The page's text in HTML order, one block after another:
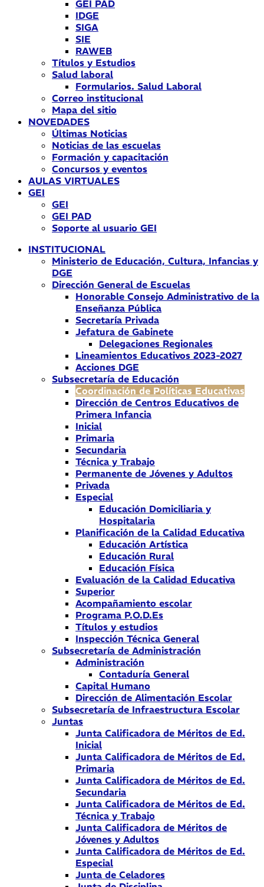
GEI PAD
IDGE
SIGA
SIE
RAWEB
Títulos y Estudios
Salud laboral
Formularios. Salud Laboral
Correo institucional
Mapa del sitio
NOVEDADES
Últimas Noticias
Noticias de las escuelas
Formación y capacitación
Concursos y eventos
AULAS VIRTUALES
GEI
GEI
GEI PAD
Soporte al usuario GEI
INSTITUCIONAL
Ministerio de Educación, Cultura, Infancias y
DGE
Dirección General de Escuelas
Honorable Consejo Administrativo de la
Enseñanza Pública
Secretaría Privada
Jefatura de Gabinete
Delegaciones Regionales
Lineamientos Educativos 2023-2027
Acciones DGE
Subsecretaría de Educación
Coordinación de Políticas Educativas
Dirección de Centros Educativos de
Primera Infancia
Inicial
Primaria
Secundaria
Técnica y Trabajo
Permanente de Jóvenes y Adultos
Privada
Especial
Educación Domiciliaria y
Hospitalaria
Planificación de la Calidad Educativa
Educación Artística
Educación Rural
Educación Física
Evaluación de la Calidad Educativa
Superior
Acompañamiento escolar
Programa P.O.D.Es
Títulos y estudios
Inspección Técnica General
Subsecretaría de Administración
Administración
Contaduría General
Capital Humano
Dirección de Alimentación Escolar
Subsecretaría de Infraestructura Escolar
Juntas
Junta Calificadora de Méritos de Ed.
Inicial
Junta Calificadora de Méritos de Ed.
Primaria
Junta Calificadora de Méritos de Ed.
Secundaria
Junta Calificadora de Méritos de Ed.
Técnica y Trabajo
Junta Calificadora de Méritos de
Jóvenes y Adultos
Junta Calificadora de Méritos de Ed.
Especial
Junta de Celadores